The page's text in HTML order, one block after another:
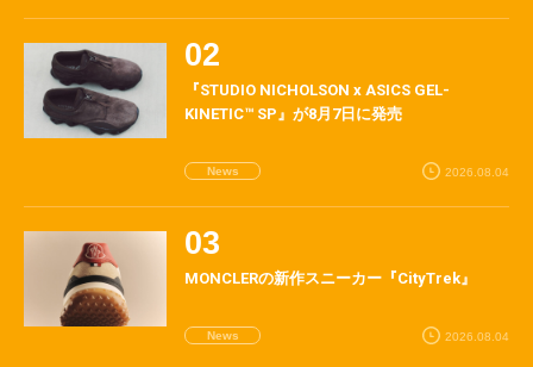
『STUDIO NICHOLSON x ASICS GEL-
KINETIC™ SP』が8月7日に発売
News 2026.08.04
MONCLERの新作スニーカー『CityTrek』
News 2026.08.04